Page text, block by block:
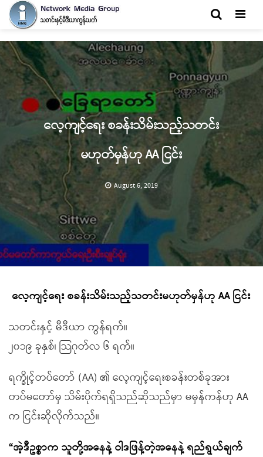
လေ့ကျင့်ရေး စခန်းသိမ်းသည့်သတင်း
မဟုတ်မှန်ဟု AA ငြင်း
August 6, 2019
လေ့ကျင့်ရေး စခန်းသိမ်းသည့်သတင်းမဟုတ်မှန်ဟု AA ငြင်း
သတင်းနှင့် မီဒီယာ ကွန်ရက်။
၂၀၁၉ ခုနှစ်၊ သြဂုတ်လ ၆ ရက်။
ရက္ခိုင့်တပ်တော် (AA) ၏ လေ့ကျင့်ရေးစခန်းတစ်ခုအား
တပ်မတော်မှ သိမ်းပိုက်ရရှိသည်ဆိုသည်မှာ မမှန်ကန်ဟု AA
က ငြင်းဆိုလိုက်သည်။
“အဲ့ဒီဥစ္စာက သူတို့အနေနဲ့ ဝါဒဖြန့်တဲ့အနေနဲ့ ရည်ရွယ်ချက်